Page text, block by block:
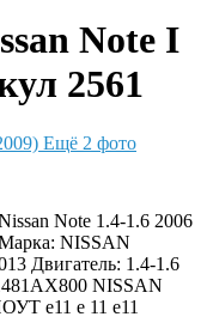
Note I
2561
Ещё 2 фото
Note 1.4-1.6 2006
NISSAN
Двигатель: 1.4-1.6
NISSAN
е11 е 11 е11